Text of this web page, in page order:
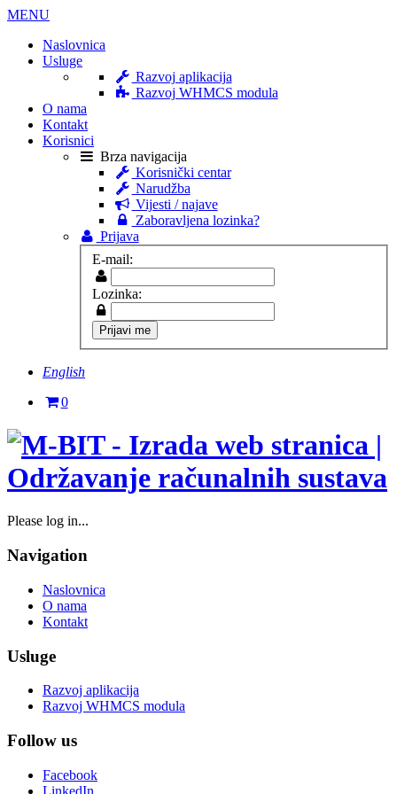
MENU
Naslovnica
Usluge
Razvoj aplikacija
Razvoj WHMCS modula
O nama
Kontakt
Korisnici
Brza navigacija
Korisnički centar
Narudžba
Vijesti / najave
Zaboravljena lozinka?
Prijava
E-mail:
Lozinka:
English
0
Please log in...
Navigation
Naslovnica
O nama
Kontakt
Usluge
Razvoj aplikacija
Razvoj WHMCS modula
Follow us
Facebook
LinkedIn